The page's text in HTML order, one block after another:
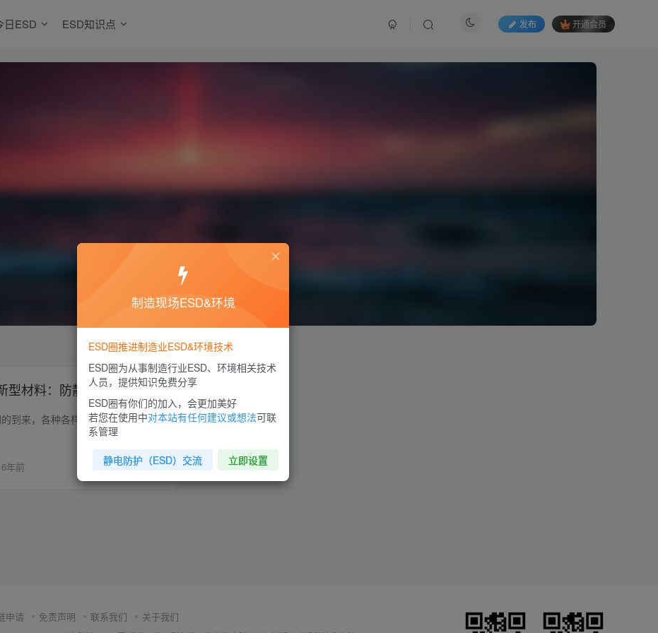
日ESD ESD知识点 发布 开通会员
型材料：防静电除尘棒
随着智能化时间的到来，各种各样的电子产品都是大屏显示，可以说是给用户一个很好的可视化体验操作感，那对于制造行业来说：制造大屏的显示若没有控制好产品的工艺，可能就会导致内屏上被污染，...
6年前 7327 198
申请 免责声明 联系我们 关于我们
制造现场ESD&环境
ESD圈推进制造业ESD&环境技术
ESD圈为从事制造行业ESD、环境相关技术
人员，提供知识免费分享
ESD圈有你们的加入，会更加美好
若您在使用中对本站有任何建议或想法可联
系管理
静电防护（ESD）交流 立即设置